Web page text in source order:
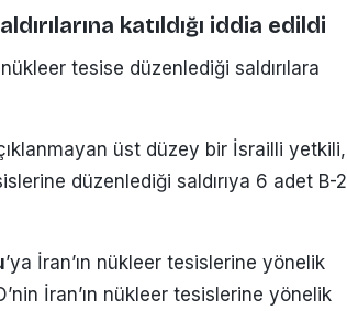
katıldığı iddia edildi
tesise düzenlediği saldırılara
üst düzey bir İsrailli yetkili,
düzenlediği saldırıya 6 adet B-2
’ya İran’ın nükleer tesislerine yönelik
İran’ın nükleer tesislerine yönelik